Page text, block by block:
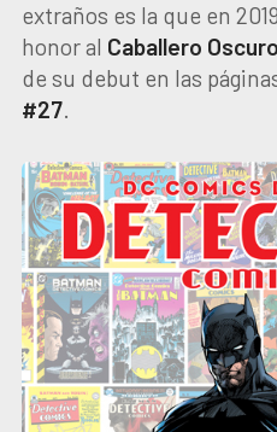
extraños es la que en 2019
honor al Caballero Oscuro
de su debut en las
#27.